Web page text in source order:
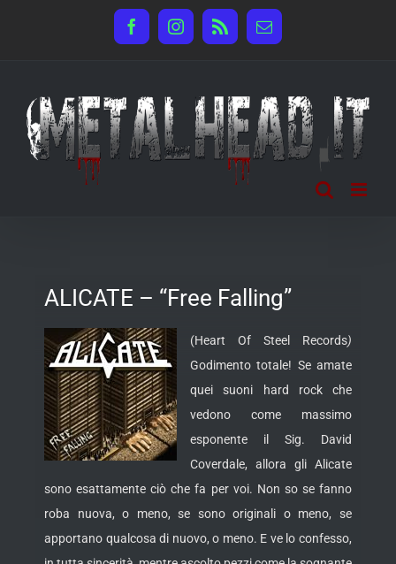
FacebookInstagram
Rss Email
ALICATE – “Free Falling”
(Heart Of Steel Records)
Godimento totale! Se amate
quei suoni hard rock che
vedono come massimo
esponente il Sig. David
Coverdale, allora gli Alicate
sono esattamente ciò che fa per voi. Non so se fanno
roba nuova, o meno, se sono originali o meno, se
apportano qualcosa di nuovo, o meno. E ve lo confesso,